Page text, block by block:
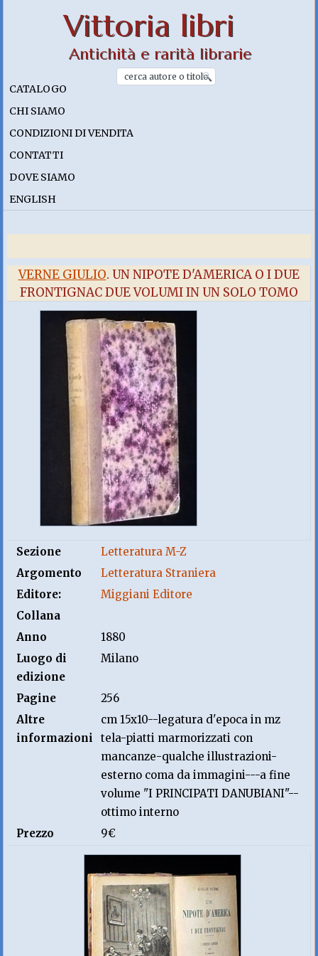
Vittoria libri
Antichità e rarità librarie
CATALOGO
CHI SIAMO
CONDIZIONI DI VENDITA
CONTATTI
DOVE SIAMO
ENGLISH
VERNE GIULIO. UN NIPOTE D'AMERICA O I DUE
FRONTIGNAC DUE VOLUMI IN UN SOLO TOMO
Sezione
Letteratura M-Z
Argomento
Letteratura Straniera
Editore:
Miggiani Editore
Collana
Anno
1880
Luogo di
edizione
Milano
Pagine
256
Altre
informazioni
cm 15x10--legatura d'epoca in mz
tela-piatti marmorizzati con
mancanze-qualche illustrazioni-
esterno coma da immagini---a fine
volume "I PRINCIPATI DANUBIANI"--
ottimo interno
Prezzo
9€